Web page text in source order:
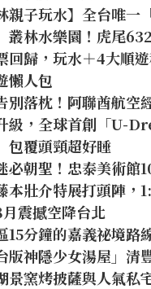
親子玩水】全台唯一
叢林水樂園！虎尾
回歸，玩水＋4大順
懶人包
別落枕！阿聯酋航空
級，全球首創「U-
包覆頭頸超好睡
必朝聖！忠泰美術館
本壯介特展打頭陣，
震撼空降台北
15分鐘的嘉義祕境路
版神隱少女湯屋」清
景窯烤披薩與人氣私